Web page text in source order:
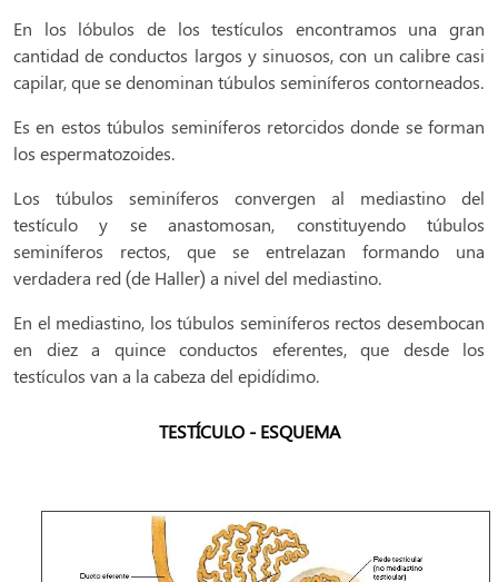
En los lóbulos de los testículos encontramos una gran
cantidad de conductos largos y sinuosos, con un calibre casi
capilar, que se denominan túbulos seminíferos contorneados.
Es en estos túbulos seminíferos retorcidos donde se forman
los espermatozoides.
Los túbulos seminíferos convergen al mediastino del
testículo y se anastomosan, constituyendo túbulos
seminíferos rectos, que se entrelazan formando una
verdadera red (de Haller) a nivel del mediastino.
En el mediastino, los túbulos seminíferos rectos desembocan
en diez a quince conductos eferentes, que desde los
testículos van a la cabeza del epidídimo.
TESTÍCULO - ESQUEMA